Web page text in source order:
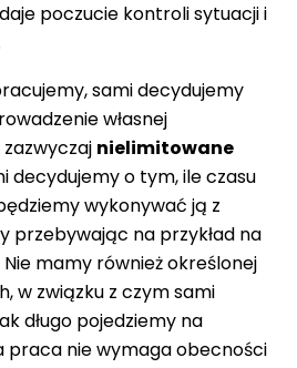
poczucie kontroli sytuacji i
sami decydujemy
własnej
zazwyczaj nielimitowane
decydujemy o tym, ile czasu
wykonywać ją z
przebywając na przykład na
mamy również określonej
w związku z czym sami
długo pojedziemy na
praca nie wymaga obecności